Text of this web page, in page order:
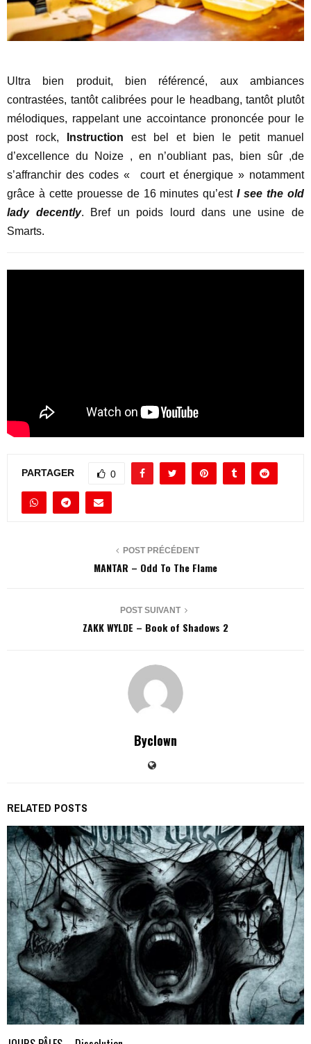
Ultra bien produit, bien référencé, aux ambiances
contrastées, tantôt calibrées pour le headbang, tantôt plutôt
mélodiques, rappelant une accointance prononcée pour le
post rock,
Instruction est bel et bien le petit manuel
d’excellence du Noize , en n’oubliant pas, bien sûr ,de
s’affranchir des codes « court et énergique » notamment
grâce à cette prouesse de 16 minutes qu’estI see the old
lady decently. Bref un poids lourd dans une usine de
Smarts.
PARTAGER 0
POST PRÉCÉDENT
MANTAR – Odd To The Flame
POST SUIVANT
ZAKK WYLDE – Book of Shadows 2
Byclown
RELATED POSTS